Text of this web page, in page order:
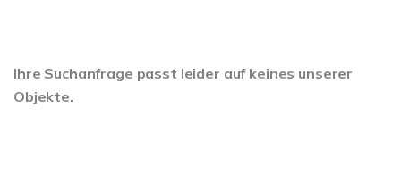
Ihre Suchanfrage passt leider auf keines unserer
Objekte.